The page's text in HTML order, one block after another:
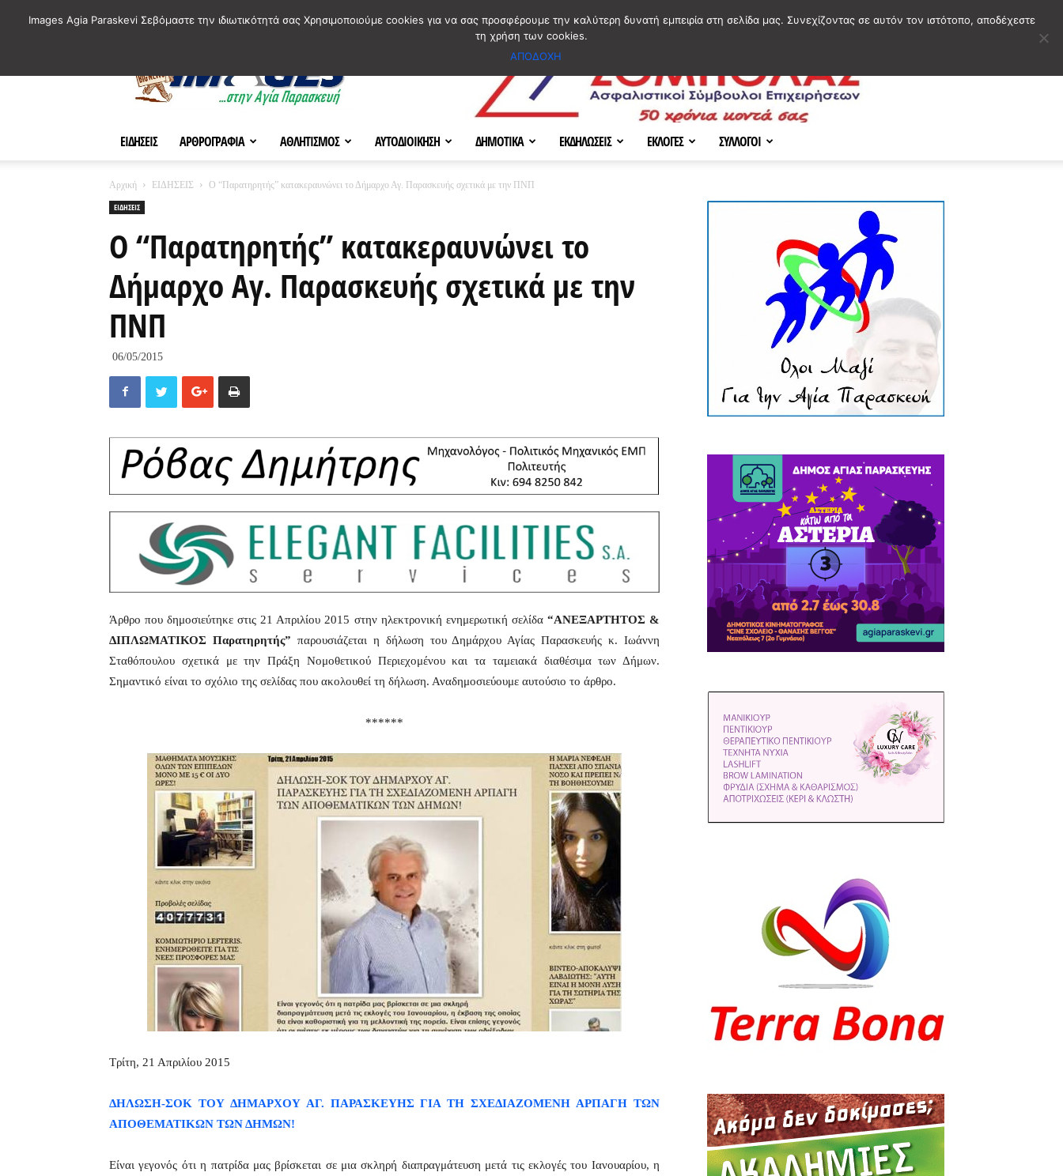
ΕΙΔΗΣΕΙΣ ΑΡΘΡΟΓΡΑΦΙΑ ΑΘΛΗΤΙΣΜΟΣ ΑΥΤΟΔΙΟΙΚΗΣΗ ΔΗΜΟΤΙΚΑ ΕΚΔΗΛΩΣΕΙΣ ΕΚΛΟΓΕΣ ΣΥΛΛΟΓΟΙ
Αρχική ΕΙΔΗΣΕΙΣ
Ο “Παρατηρητής” κατακεραυνώνει το Δήμαρχο Αγ. Παρασκευής σχετικά με την ΠΝΠ
ΕΙΔΗΣΕΙΣ
Ο “Παρατηρητής” κατακεραυνώνει το
Δήμαρχο Αγ. Παρασκευής σχετικά με την
ΠΝΠ
06/05/2015
Άρθρο που δημοσιεύτηκε στις 21 Απριλίου 2015 στην ηλεκτρονική ενημερωτική σελίδα “ΑΝΕΞΑΡΤΗΤΟΣ &
ΔΙΠΛΩΜΑΤΙΚΟΣ Παρατηρητής” παρουσιάζεται η δήλωση του Δημάρχου Αγίας Παρασκευής κ. Ιωάννη
Σταθόπουλου σχετικά με την Πράξη Νομοθετικού Περιεχομένου και τα ταμειακά διαθέσιμα των Δήμων.
Σημαντικό είναι το σχόλιο της σελίδας που ακολουθεί τη δήλωση. Αναδημοσιεύουμε αυτούσιο το άρθρο.
******
Τρίτη, 21 Απριλίου 2015
ΔΗΛΩΣΗ-ΣΟΚ ΤΟΥ ΔΗΜΑΡΧΟΥ ΑΓ. ΠΑΡΑΣΚΕΥΗΣ ΓΙΑ ΤΗ ΣΧΕΔΙΑΖΟΜΕΝΗ ΑΡΠΑΓΗ ΤΩΝ
ΑΠΟΘΕΜΑΤΙΚΩΝ ΤΩΝ ΔΗΜΩΝ!
Eίναι γεγονός ότι η πατρίδα μας βρίσκεται σε μια σκληρή διαπραγμάτευση μετά τις εκλογές του Ιανουαρίου, η
Images Agia Paraskevi Σεβόμαστε την ιδιωτικότητά σας Χρησιμοποιούμε cookies για να σας προσφέρουμε την καλύτερη δυνατή εμπειρία στη σελίδα μας. Συνεχίζοντας σε αυτόν τον ιστότοπο, αποδέχεστε
τη χρήση των cookies.
ΑΠΟΔΟΧΗ